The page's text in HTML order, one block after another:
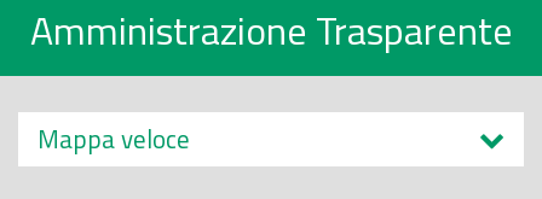
Amministrazione Trasparente
Mappa veloce